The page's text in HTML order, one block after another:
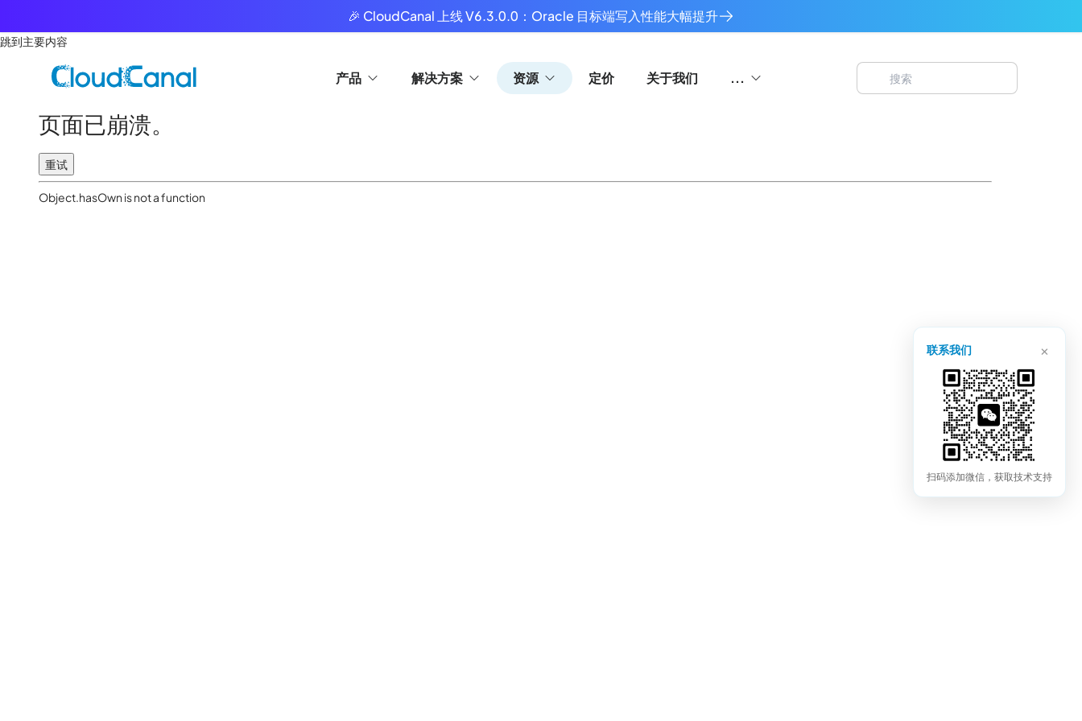
🎉 CloudCanal 上线 V6.3.0.0：Oracle 目标端写入性能大幅提升
跳到主要内容
产品 解决方案 资源 定价 关于我们 ...
页面已崩溃。
重试
Object.hasOwn is not a function
联系我们 ×
扫码添加微信，获取技术支持